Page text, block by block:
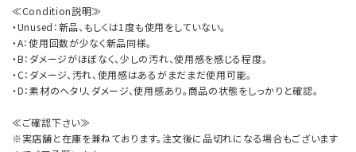
≪Condition説明≫
・Unused：新品、もしくは1度も使用をしていない。
・A：使用回数が少なく新品同様。
・B：ダメージがほぼなく、少しの汚れ、使用感を感じる程度。
・C：ダメージ、汚れ、使用感はあるがまだまだ使用可能。
・D：素材のヘタリ、ダメージ、使用感あり。商品の状態をしっかりと確認。
≪ご確認下さい≫
※実店舗と在庫を兼ねております。注文後に品切れになる場合もございます